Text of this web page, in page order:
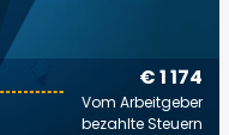
€ 1 174
Vom Arbeitgeber
bezahlte Steuern